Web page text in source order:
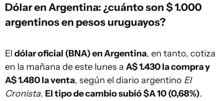
Dólar en Argentina: ¿cuánto son $ 1.000
argentinos en pesos uruguayos?
El dólar oficial (BNA) en Argentina, en tanto, cotiza
en la mañana de este lunes a A$ 1.430 la compra y
A$ 1.480 la venta, según el diario argentino El
Cronista. El tipo de cambio subió $A 10 (0,68%).